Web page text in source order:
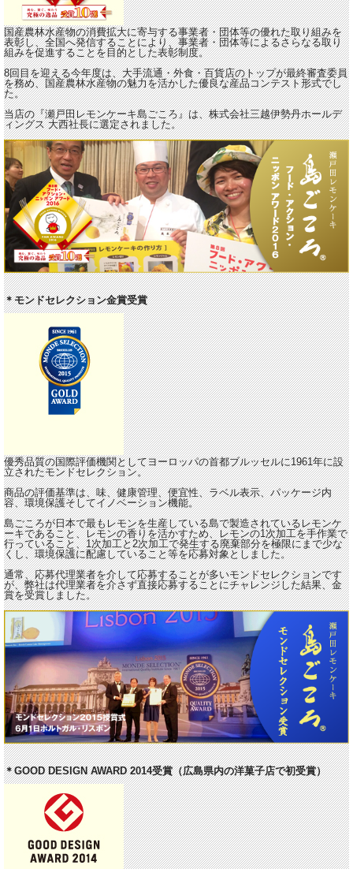
国産農林水産物の消費拡大に寄与する事業者・団体等の優れた取り組みを
表彰し、全国へ発信することにより、事業者・団体等によるさらなる取り
組みを促進することを目的とした表彰制度。
8回目を迎える今年度は、大手流通・外食・百貨店のトップが最終審査委員
を務め、国産農林水産物の魅力を活かした優良な産品コンテスト形式でし
た。
当店の『瀬戸田レモンケーキ島ごころ』は、株式会社三越伊勢丹ホールデ
ィングス 大西社長に選定されました。
＊モンドセレクション金賞受賞
優秀品質の国際評価機関としてヨーロッパの首都ブルッセルに1961年に設
立されたモンドセレクション。
商品の評価基準は、味、健康管理、便宜性、ラベル表示、パッケージ内
容、環境保護そしてイノベーション機能。
島ごころが日本で最もレモンを生産している島で製造されているレモンケ
ーキであること、レモンの香りを活かすため、レモンの1次加工を手作業で
行っていること、1次加工と2次加工で発生する廃棄部分を極限にまで少な
くし、環境保護に配慮していること等を応募対象としました。
通常、応募代理業者を介して応募することが多いモンドセレクションです
が、弊社は代理業者を介さず直接応募することにチャレンジした結果、金
賞を受賞しました。
＊GOOD DESIGN AWARD 2014受賞（広島県内の洋菓子店で初受賞）